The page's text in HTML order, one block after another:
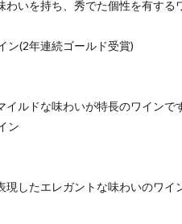
いを持ち、秀でた個性を有する
(2年連続ゴールド受賞)
ルドな味わいが特長のワインで
ン
したエレガントな味わいのワイ